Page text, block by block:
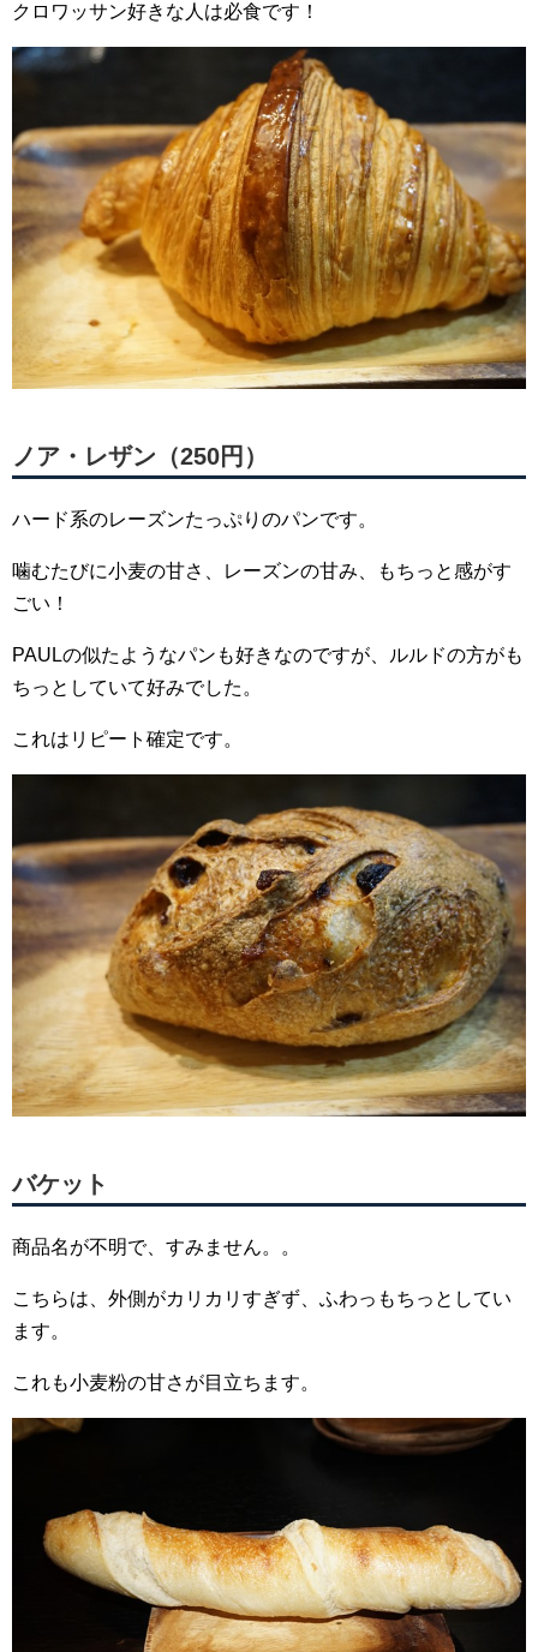
クロワッサン好きな人は必食です！
ノア・レザン（250円）
ハード系のレーズンたっぷりのパンです。
噛むたびに小麦の甘さ、レーズンの甘み、もちっと感がす
ごい！
PAULの似たようなパンも好きなのですが、ルルドの方がも
ちっとしていて好みでした。
これはリピート確定です。
バケット
商品名が不明で、すみません。。
こちらは、外側がカリカリすぎず、ふわっもちっとしてい
ます。
これも小麦粉の甘さが目立ちます。